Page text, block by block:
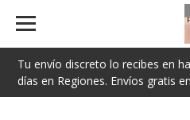
Tu envío discreto lo recibes en
días en Regiones. Envíos gratis